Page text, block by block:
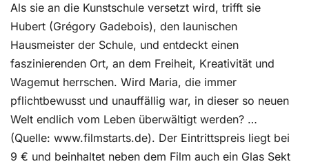
Als sie an die Kunstschule versetzt wird, trifft sie
Hubert (Grégory Gadebois), den launischen
Hausmeister der Schule, und entdeckt einen
faszinierenden Ort, an dem Freiheit, Kreativität und
Wagemut herrschen. Wird Maria, die immer
pflichtbewusst und unauffällig war, in dieser so neuen
Welt endlich vom Leben überwältigt werden? …
(Quelle: www.filmstarts.de). Der Eintrittspreis liegt bei
9 € und beinhaltet neben dem Film auch ein Glas Sekt